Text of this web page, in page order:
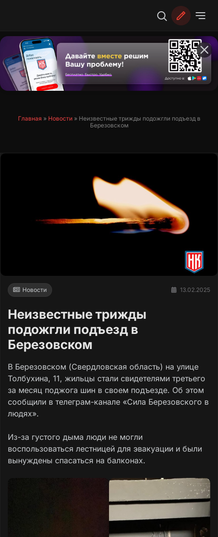
Главная » Новости» Неизвестные трижды подожгли подъезд в
Березовском
Новости 13.02.2025
Неизвестные трижды
подожгли подъезд в
Березовском
В Березовском (Свердловская область) на улице
Толбухина, 11, жильцы стали свидетелями третьего
за месяц поджога шин в своем подъезде. Об этом
сообщили в телеграм-канале «Сила Березовского в
людях».
Из-за густого дыма люди не могли
воспользоваться лестницей для эвакуации и были
вынуждены спасаться на балконах.